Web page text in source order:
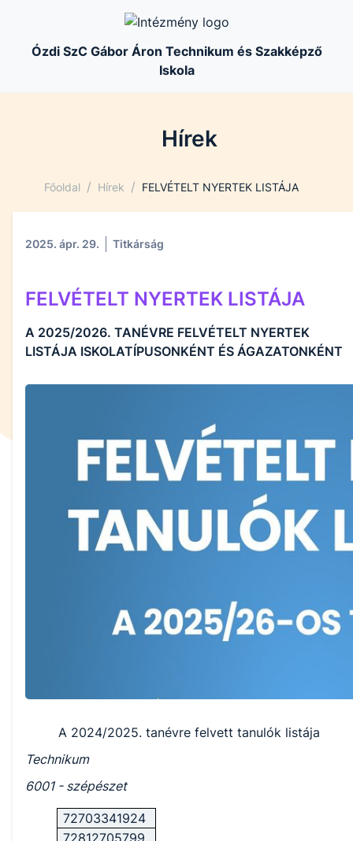
Ózdi SzC Gábor Áron Technikum és Szakképző
Iskola
Hírek
Főoldal / Hírek / FELVÉTELT NYERTEK LISTÁJA
2025. ápr. 29. Titkárság
FELVÉTELT NYERTEK LISTÁJA
A 2025/2026. TANÉVRE FELVÉTELT NYERTEK
LISTÁJA ISKOLATÍPUSONKÉNT ÉS ÁGAZATONKÉNT
A 2024/2025. tanévre felvett tanulók listája
Technikum
6001 - szépészet
72703341924
72812705799